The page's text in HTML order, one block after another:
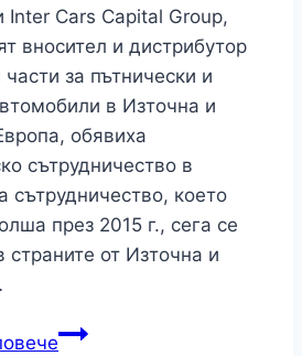
Inter Cars Capital Group,
вносител и дистрибутор
за пътнически и
в Източна и
обявиха
сътрудничество в
сътрудничество, което
през 2015 г., сега се
страните от Източна и
Total